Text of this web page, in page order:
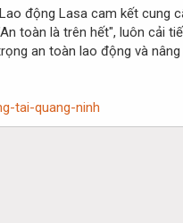
động Lasa cam kết cung
toàn là trên hết", luôn cải
an toàn lao động và
tai-quang-ninh